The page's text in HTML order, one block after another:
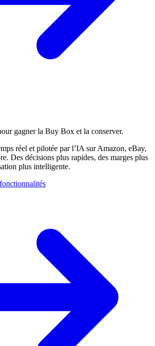
gagner la Buy Box et la conserver.
réel et pilotée par l’IA sur Amazon, eBay,
Des décisions plus rapides, des marges plus
plus intelligente.